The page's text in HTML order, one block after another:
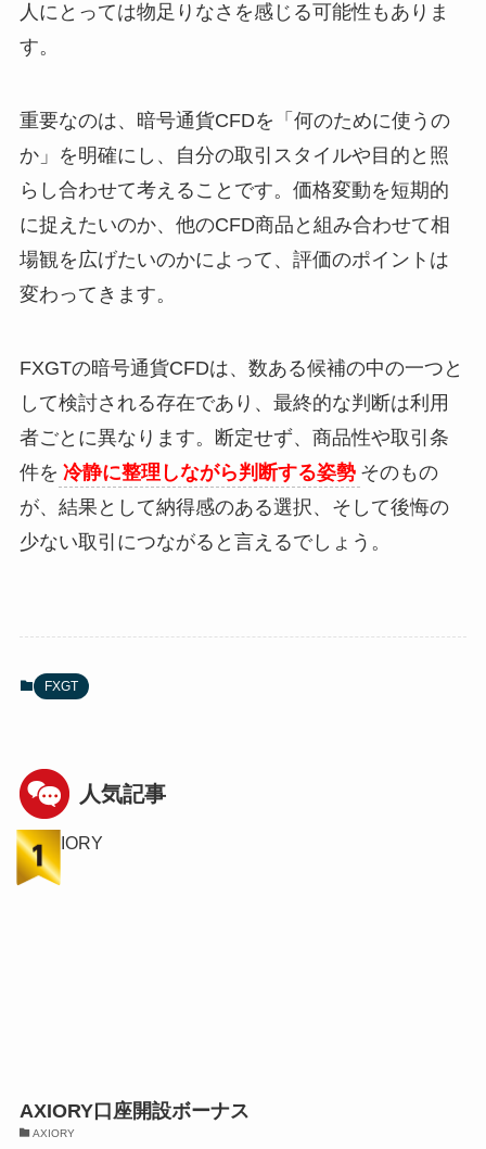
人にとっては物足りなさを感じる可能性もありま
す。
重要なのは、暗号通貨CFDを「何のために使うの
か」を明確にし、自分の取引スタイルや目的と照
らし合わせて考えることです。価格変動を短期的
に捉えたいのか、他のCFD商品と組み合わせて相
場観を広げたいのかによって、評価のポイントは
変わってきます。
FXGTの暗号通貨CFDは、数ある候補の中の一つと
して検討される存在であり、最終的な判断は利用
者ごとに異なります。断定せず、商品性や取引条
件を 冷静に整理しながら判断する姿勢 そのもの
が、結果として納得感のある選択、そして後悔の
少ない取引につながると言えるでしょう。
FXGT
人気記事
AXIORY口座開設ボーナス
AXIORY